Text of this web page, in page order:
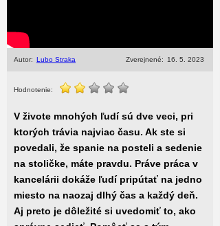
Autor: Lubo Straka Zverejnené: 16. 5. 2023
Hodnotenie:
V živote mnohých ľudí sú dve veci, pri
ktorých trávia najviac času. Ak ste si
povedali, že spanie na posteli a sedenie
na stoličke, máte pravdu. Práve práca v
kancelárii dokáže ľudí pripútať na jedno
miesto na naozaj dlhý čas a každý deň.
Aj preto je dôležité si uvedomiť to, ako